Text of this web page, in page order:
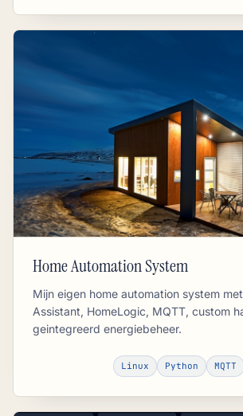
Home Automation System
Mijn eigen home automation system
Assistant, HomeLogic, MQTT, custom
geintegreerd energiebeheer.
Linux Python MQTT